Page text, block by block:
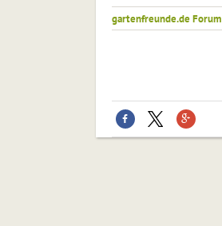
gartenfreunde.de Forum